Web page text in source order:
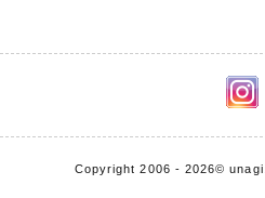
Copyright 2006 - 2026©